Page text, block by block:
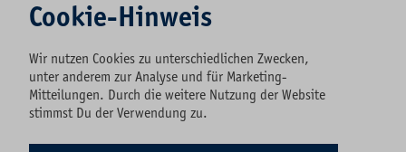
Cookie-Hinweis
Wir nutzen Cookies zu unterschiedlichen Zwecken,
unter anderem zur Analyse und für Marketing-
Mitteilungen. Durch die weitere Nutzung der Website
stimmst Du der Verwendung zu.